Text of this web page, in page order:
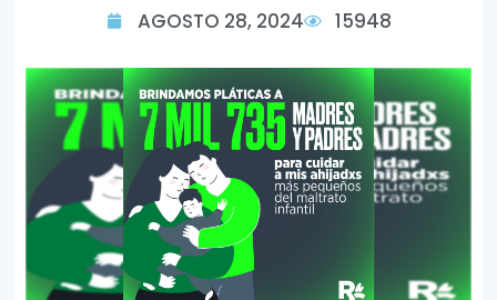
AGOSTO 28, 2024 15948